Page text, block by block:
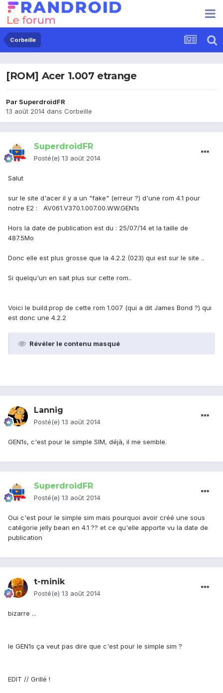
Corbeille
[ROM] Acer 1.007 etrange
Par SuperdroidFR
13 août 2014 dans Corbeille
SuperdroidFR
Posté(e) 13 août 2014
Salut
sur le site d'acer il y a un "fake" (erreur ?) d'une rom 4.1 pour
notre E2 :
AV061.V370.1.007.00.WW.GEN1s
Hors la date de publication est du : 25/07/14 et la taille de
487.5Mo
Donc elle est plus grosse que la 4.2.2 (023) qui est sur le site ..
Si quelqu'un en sait plus sur cette rom..
Voici le build.prop de cette rom 1.007 (qui a dit James Bond ?) qui
est donc une 4.2.2
Révéler le contenu masqué
Lannig
Posté(e) 13 août 2014
GEN1s, c'est pour le simple SIM, déjà, il me semble.
SuperdroidFR
Posté(e) 13 août 2014
Oui c'est pour le simple sim mais pourquoi avoir créé une sous
catégorie jelly bean en 4.1 ?? et ce qu'elle apporte vu la date de
publication
t-minik
Posté(e) 13 août 2014
bizarre ...
le GEN1s ça veut pas dire que c'est pour le simple sim ?
EDIT // Grillé !